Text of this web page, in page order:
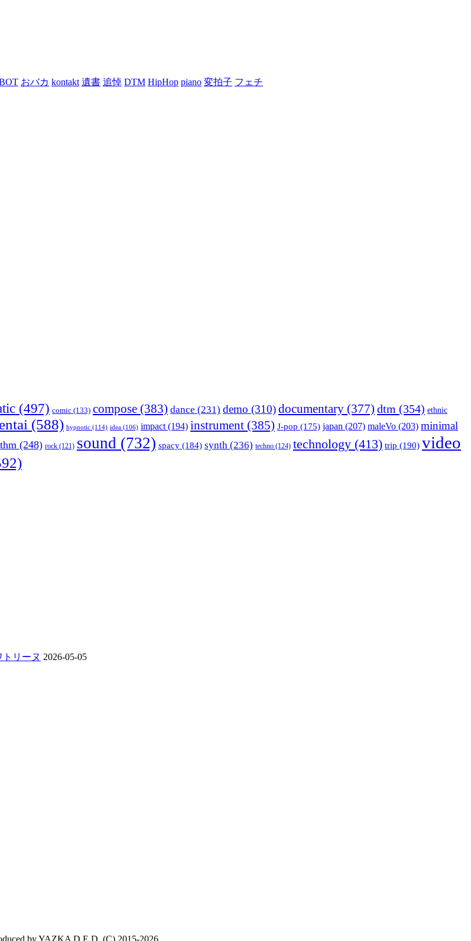
おバカ kontakt 遺書 追悼 DTM HipHop piano 変拍子 フェチ
(497) comic (133) compose (383) dance (231) demo (310)documentary (377) dtm (354) ethnic
(588) hypnotic (114) idea (106) impact (194) instrument (385) J-pop (175) japan (207) maleVo (203) minimal
(248) rock (121) sound (732) spacy (184) synth (236) techno (124) technology (413) trip (190) video
トリーヌ 2026-05-05